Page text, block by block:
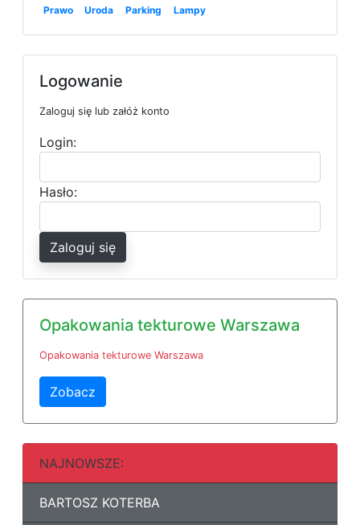
Prawo
Uroda Parking Lampy
Logowanie
Zaloguj się lub załóż konto
Login:
Hasło:
Zaloguj się
Opakowania tekturowe Warszawa
Opakowania tekturowe Warszawa
Zobacz
NAJNOWSZE:
BARTOSZ KOTERBA